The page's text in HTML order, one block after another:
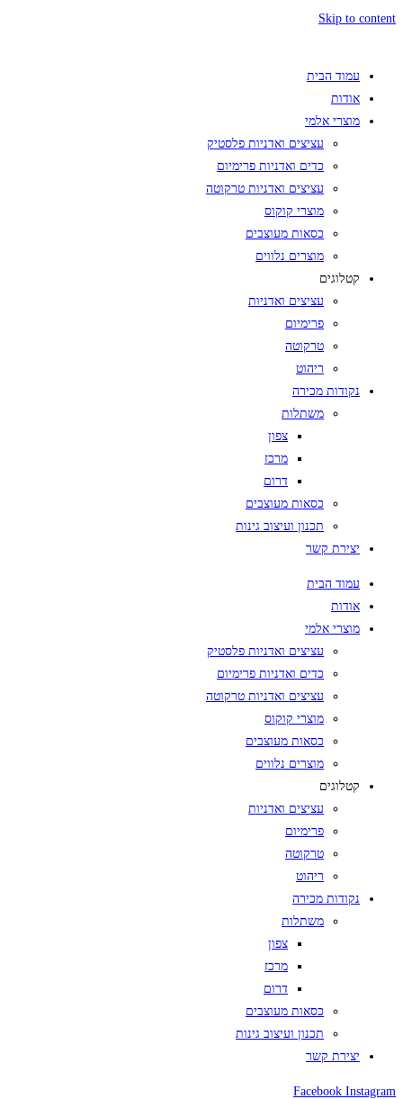
Skip to content
עמוד הבית
אודות
מוצרי אלמי
עציצים ואדניות פלסטיק
כדים ואדניות פרימיום
עציצים ואדניות טרקוטה
מוצרי קוקוס
כסאות מעוצבים
מוצרים נלווים
קטלוגים
עציצים ואדניות
פרימיום
טרקוטה
ריהוט
נקודות מכירה
משתלות
צפון
מרכז
דרום
כסאות מעוצבים
תכנון ועיצוב גינות
יצירת קשר
עמוד הבית
אודות
מוצרי אלמי
עציצים ואדניות פלסטיק
כדים ואדניות פרימיום
עציצים ואדניות טרקוטה
מוצרי קוקוס
כסאות מעוצבים
מוצרים נלווים
קטלוגים
עציצים ואדניות
פרימיום
טרקוטה
ריהוט
נקודות מכירה
משתלות
צפון
מרכז
דרום
כסאות מעוצבים
תכנון ועיצוב גינות
יצירת קשר
Facebook Instagram